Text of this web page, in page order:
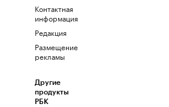
Контактная
информация
Редакция
Размещение
рекламы
Другие
продукты
РБК